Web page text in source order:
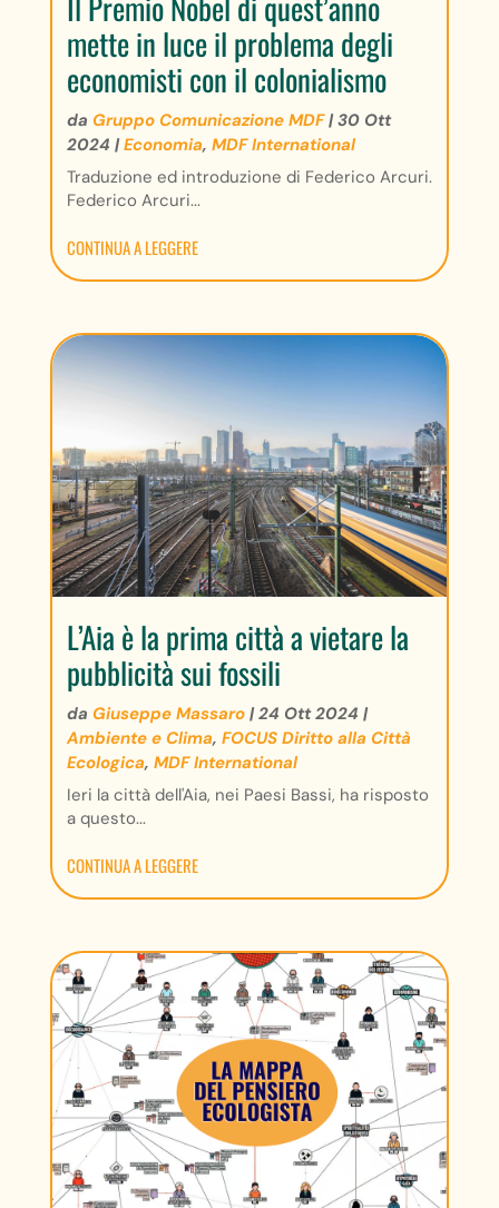
mette in luce il problema degli
economisti con il colonialismo
da Gruppo Comunicazione MDF|30 Ott
2024 |Economia, MDF International
Traduzione ed introduzione di Federico Arcuri.
Federico Arcuri...
CONTINUA A LEGGERE
L’Aia è la prima città a vietare la
pubblicità sui fossili
da Giuseppe Massaro|24 Ott 2024 |
Ambiente e Clima, FOCUS Diritto alla Città
Ecologica, MDF International
Ieri la città dell'Aia, nei Paesi Bassi, ha risposto
a questo...
CONTINUA A LEGGERE